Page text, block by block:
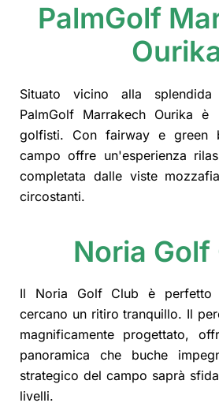
PalmGolf
Situato vicino alla splendida
PalmGolf Marrakech Ourika
golfisti. Con fairway e green
campo offre un'esperienza
completata dalle viste
circostanti.
Noria Golf
Il Noria Golf Club è
cercano un ritiro tranquillo. Il
magnificamente progettato,
panoramica che buche
strategico del campo saprà
livelli.